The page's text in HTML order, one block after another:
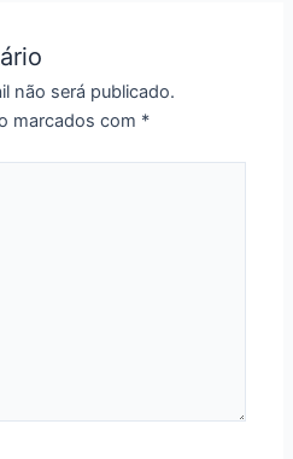
não será publicado.
marcados com *